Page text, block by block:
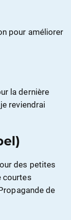
pour améliorer
la dernière
reviendrai
des petites
courtes
de